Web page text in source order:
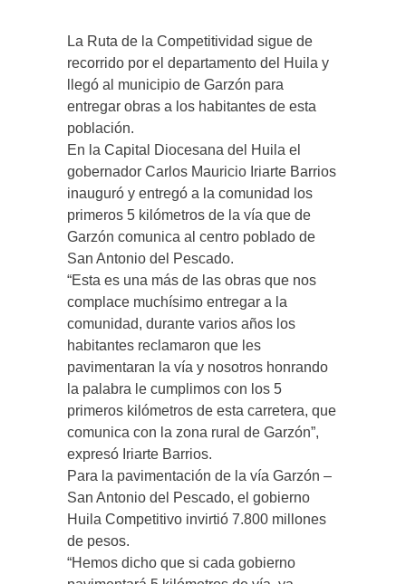
La Ruta de la Competitividad sigue de
recorrido por el departamento del Huila y
llegó al municipio de Garzón para
entregar obras a los habitantes de esta
población.
En la Capital Diocesana del Huila el
gobernador Carlos Mauricio Iriarte Barrios
inauguró y entregó a la comunidad los
primeros 5 kilómetros de la vía que de
Garzón comunica al centro poblado de
San Antonio del Pescado.
“Esta es una más de las obras que nos
complace muchísimo entregar a la
comunidad, durante varios años los
habitantes reclamaron que les
pavimentaran la vía y nosotros honrando
la palabra le cumplimos con los 5
primeros kilómetros de esta carretera, que
comunica con la zona rural de Garzón”,
expresó Iriarte Barrios.
Para la pavimentación de la vía Garzón –
San Antonio del Pescado, el gobierno
Huila Competitivo invirtió 7.800 millones
de pesos.
“Hemos dicho que si cada gobierno